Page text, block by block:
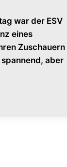
war der ESV
eines
Zuschauern
aber